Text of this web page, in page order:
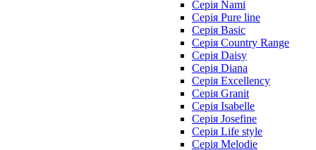
Cерія Nami
Cерія Pure line
Серія Basic
Серія Country Range
Серія Daisy
Серія Diana
Серія Excellency
Серія Granit
Серія Isabelle
Серія Josefine
Серія Life style
Серія Melodie